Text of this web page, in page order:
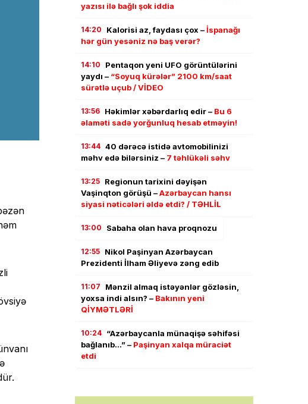
yazısı ilə bağlı şok iddia
14:20 Kalorisi az, faydası çox –İspanağı
hər gün yesəniz nə baş verər?
14:10
Pentaqon yeni UFO görüntülərini
yaydı – “Soyuq kürələr” 2100 km/saat
sürətlə uçub / VİDEO
13:56 Həkimlər xəbərdarlıq edir – Bu 6
əlaməti sadə yorğunluq hesab etməyin!
13:44 40 dərəcə istidə avtomobilinizi
məhv edə bilərsiniz – 7 təhlükəli səhv
13:25 Regionun tarixini dəyişən
Vaşinqton görüşü –Azərbaycan hansı
siyasi nəticələri əldə etdi? / TƏHLİL
13:00 Sabaha olan hava proqnozu
12:55 Nikol Paşinyan Azərbaycan
Prezidenti İlham Əliyevə zəng edib
11:07
Mənzil almaq istəyənlər gözləsin,
yoxsa indi alsın? – Bakının yeni
QİYMƏTLƏRİ
10:24 “Azərbaycanla münaqişə səhifəsi
bağlanıb…” – Paşinyan xalqa müraciət
etdi